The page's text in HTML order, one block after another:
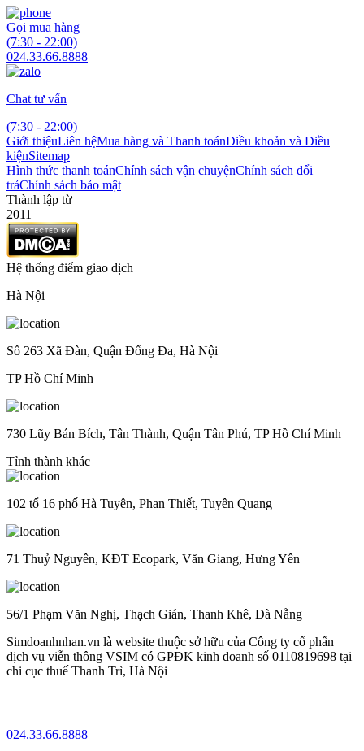
Gọi mua hàng
(7:30 - 22:00)
024.33.66.8888
Chat tư vấn
(7:30 - 22:00)
Giới thiệuLiên hệMua hàng và Thanh toánĐiều khoản và Điều
kiệnSitemap
Hình thức thanh toánChính sách vận chuyệnChính sách đổi
trảChính sách bảo mật
Thành lập từ
2011
Hệ thống điểm giao dịch
Hà Nội
Số 263 Xã Đàn, Quận Đống Đa, Hà Nội
TP Hồ Chí Minh
730 Lũy Bán Bích, Tân Thành, Quận Tân Phú, TP Hồ Chí Minh
Tỉnh thành khác
102 tổ 16 phố Hà Tuyên, Phan Thiết, Tuyên Quang
71 Thuỷ Nguyên, KĐT Ecopark, Văn Giang, Hưng Yên
56/1 Phạm Văn Nghị, Thạch Gián, Thanh Khê, Đà Nẵng
Simdoanhnhan.vn là website thuộc sở hữu của Công ty cổ phẩn
dịch vụ viễn thông VSIM có GPĐK kinh doanh số 0110819698 tại
chi cục thuế Thanh Trì, Hà Nội
024.33.66.8888